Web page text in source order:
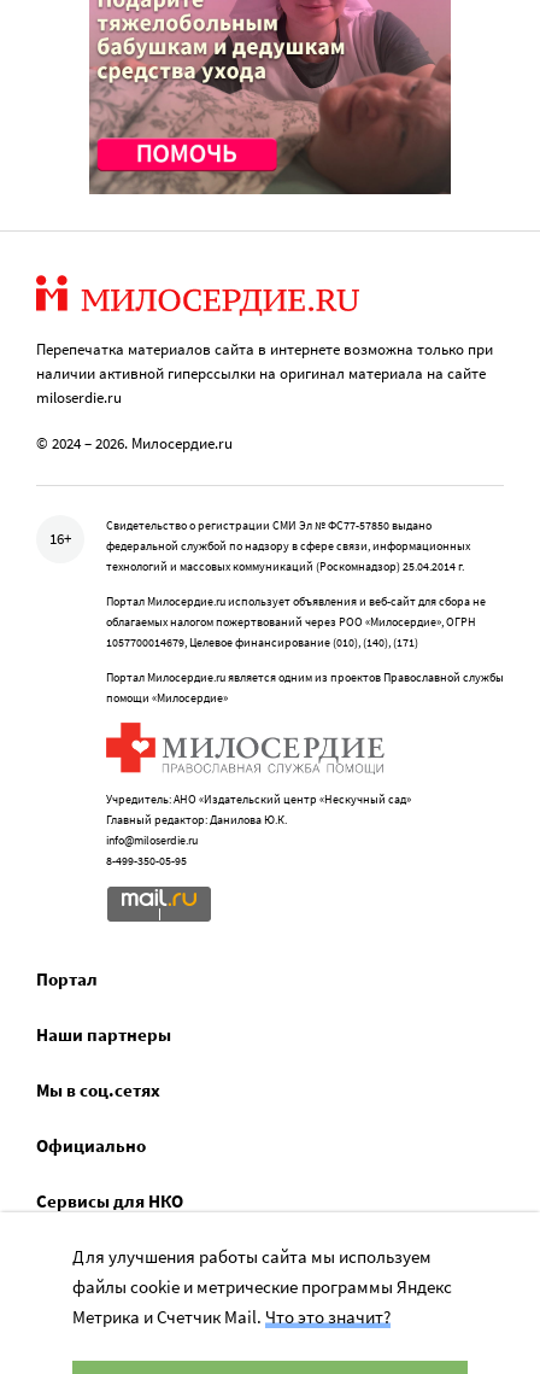
Перепечатка материалов сайта в интернете возможна только при
наличии активной гиперссылки на оригинал материала на сайте
miloserdie.ru
© 2024 – 2026. Милосердие.ru
16+
Свидетельство о регистрации СМИ Эл № ФС77-57850 выдано
федеральной службой по надзору в сфере связи, информационных
технологий и массовых коммуникаций (Роскомнадзор) 25.04.2014 г.
Портал Милосердие.ru использует объявления и веб-сайт для сбора не
облагаемых налогом пожертвований через РОО «Милосердие», ОГРН
1057700014679, Целевое финансирование (010), (140), (171)
Портал Милосердие.ru является одним из проектов Православной службы
помощи «Милосердие»
Учредитель: АНО «Издательский центр «Нескучный сад»
Главный редактор: Данилова Ю.К.
info@miloserdie.ru
8-499-350-05-95
Портал
Наши партнеры
Мы в соц.сетях
Официально
Сервисы для НКО
Спецпроекты
Социальное служение
Для улучшения работы сайта мы используем
файлы cookie и метрические программы Яндекс
Метрика и Счетчик Mail. Что это значит?